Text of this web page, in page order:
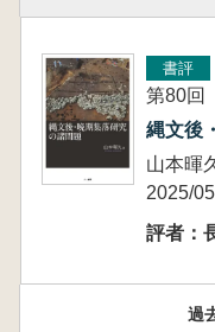
書評
第80回
縄文後
山本
2025/05
評者：
過